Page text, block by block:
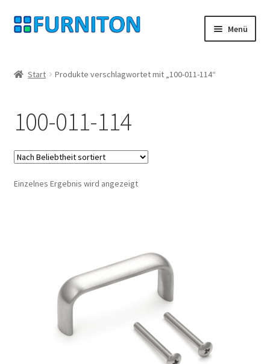
Zur
Navigation
Zum
Inhalt
Menü
Datenschutz
Widerrufsrecht
Kontakt
Start Produkte verschlagwortet mit „100-011-114“
100-011-114
Einzelnes Ergebnis wird angezeigt